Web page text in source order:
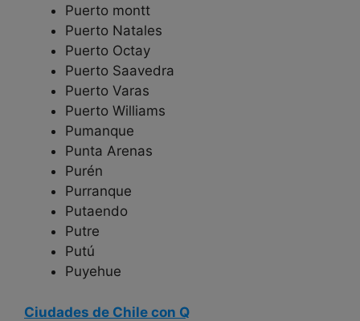
Puerto montt
Puerto Natales
Puerto Octay
Puerto Saavedra
Puerto Varas
Puerto Williams
Pumanque
Punta Arenas
Purén
Purranque
Putaendo
Putre
Putú
Puyehue
Ciudades de Chile con Q